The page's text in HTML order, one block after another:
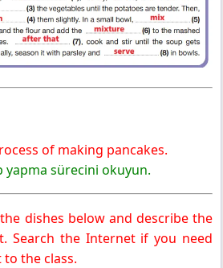
of making pancakes.
yapma sürecini okuyun.
dishes below and describe the
Search the Internet if you need
the class.